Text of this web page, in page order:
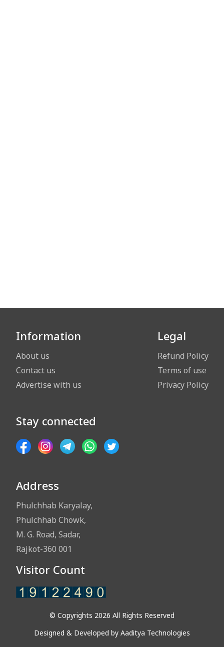
Information
About us
Contact us
Advertise with us
Legal
Refund Policy
Terms of use
Privacy Policy
Stay connected
Address
Phulchhab Karyalay,
Phulchhab Chowk,
M. G. Road, Sadar,
Rajkot-360 001
Visitor Count
© Copyrights 2026 All Rights Reserved
Designed & Developed by Aaditya Technologies